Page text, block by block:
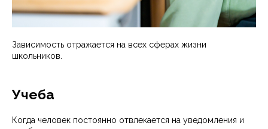
Зависимость отражается на всех сферах жизни
школьников.
Учеба
Когда человек постоянно отвлекается на уведомления и